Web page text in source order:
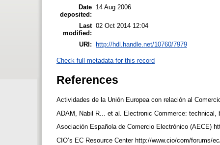
Date
deposited:
14 Aug 2006
Last
modified:
02 Oct 2014 12:04
URI: http://hdl.handle.net/10760/7979
Check full metadata for this record
References
Actividades de la Unión Europea con relación al
ADAM, Nabil R... et al. Electronic Commerce:
Asociación Española de Comercio Electrónico (AECE)
CIO’s EC Resource Center http://www.cio/com/forums/